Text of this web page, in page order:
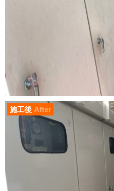
施工後 After